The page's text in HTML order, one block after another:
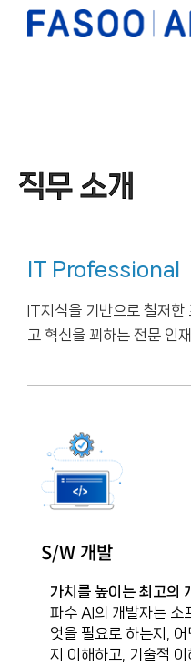
직무 소개
IT Professional
IT지식을 기반으로 철저한
고 혁신을 꾀하는 전문 인재
S/W 개발
가치를 높이는 최고의
파수 AI의 개발자는 소
엇을 필요로 하는지,
지 이해하고, 기술적